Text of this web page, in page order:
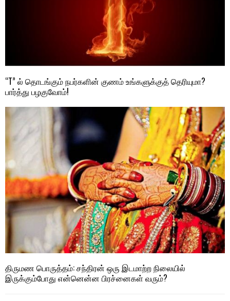
“T” ல் தொடங்கும் நபர்களின் குணம் உங்களுக்குத் தெரியுமா?
பார்த்து பழகுவோம்!
திருமண பொருத்தம்: சந்திரன் ஒரு இடமாற்ற நிலையில்
இருக்கும்போது என்னென்ன பிரச்னைகள் வரும்?